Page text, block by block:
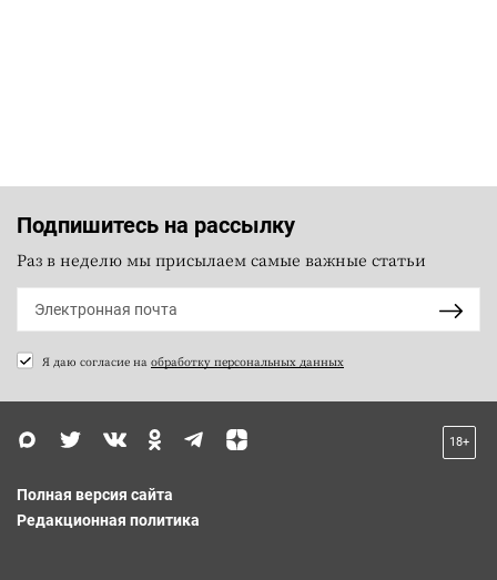
Подпишитесь на рассылку
Раз в неделю мы присылаем самые важные статьи
Я даю согласие на обработку персональных данных
18+
Полная версия сайта
Редакционная политика